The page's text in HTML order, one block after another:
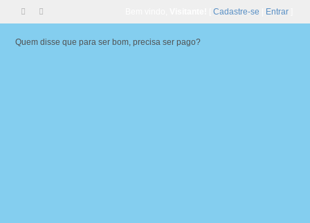
Cadastre-se Entrar]
Quem disse que para ser bom, precisa ser pago?